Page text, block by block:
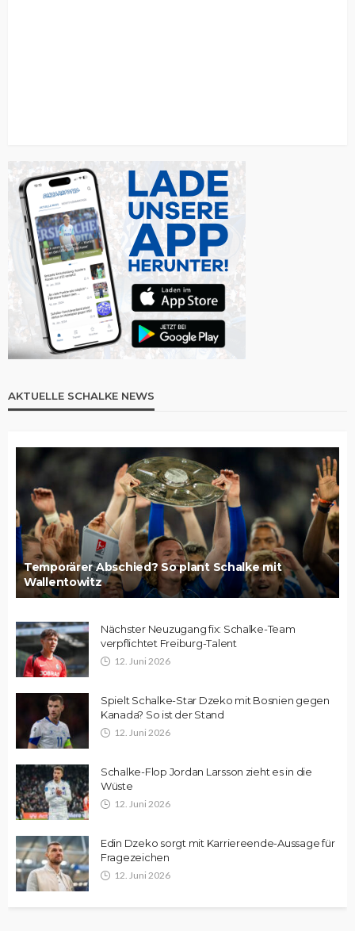
AKTUELLE SCHALKE NEWS
Temporärer Abschied? So plant Schalke mit
Wallentowitz
Nächster Neuzugang fix: Schalke-Team
verpflichtet Freiburg-Talent
12. Juni 2026
Spielt Schalke-Star Dzeko mit Bosnien gegen
Kanada? So ist der Stand
12. Juni 2026
Schalke-Flop Jordan Larsson zieht es in die
Wüste
12. Juni 2026
Edin Dzeko sorgt mit Karriereende-Aussage für
Fragezeichen
12. Juni 2026